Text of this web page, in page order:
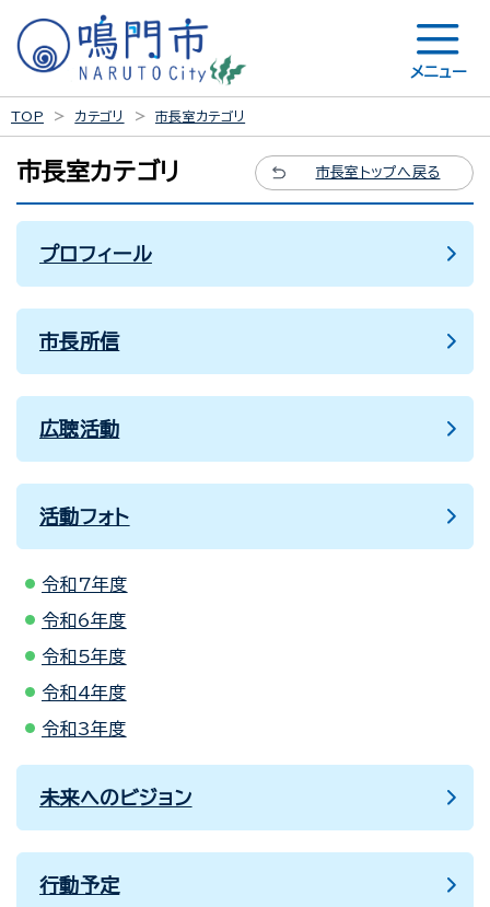
メニュー
TOP カテゴリ 市長室カテゴリ
市長室カテゴリ 市長室トップへ戻る
プロフィール
市長所信
広聴活動
活動フォト
令和7年度
令和6年度
令和5年度
令和4年度
令和3年度
未来へのビジョン
行動予定